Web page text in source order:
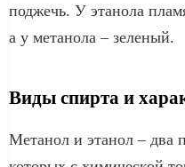
поджечь. У этанола
а у метанола – зеленый.
Виды спирта и
Метанол и этанол – два